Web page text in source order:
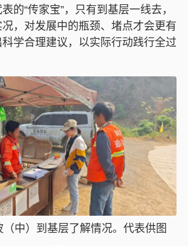
的“传家宝”，只有到基层一线去，
，对发展中的瓶颈、堵点才会更有
学合理建议，以实际行动践行全过
中）到基层了解情况。代表供图